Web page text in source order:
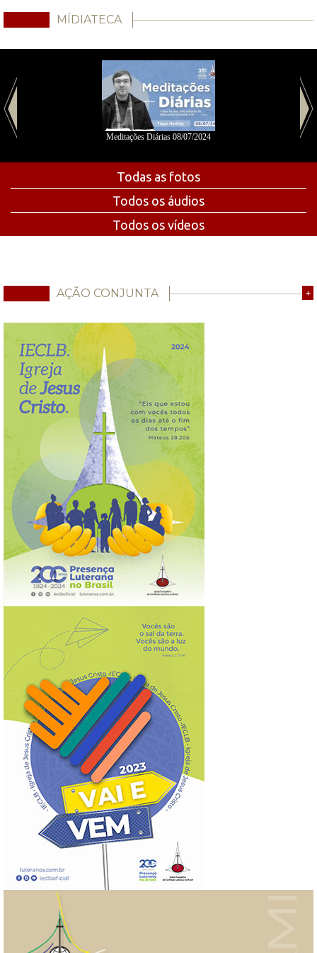
MÍDIATECA
Meditações Diárias 08/07/2024
Todas as fotos
Todos os áudios
Todos os vídeos
AÇÃO CONJUNTA +